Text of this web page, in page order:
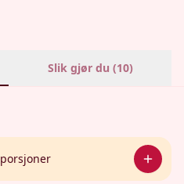
Slik gjør du (10)
porsjoner